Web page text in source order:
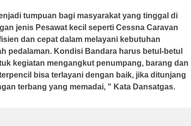
tumpuan bagi masyarakat yang tinggal di
jenis Pesawat kecil seperti Cessna Caravan
dan cepat dalam melayani kebutuhan
pedalaman. Kondisi Bandara harus betul-betul
kegiatan mengangkut penumpang, barang dan
bisa terlayani dengan baik, jika ditunjang
terbang yang memadai, " Kata Dansatgas.